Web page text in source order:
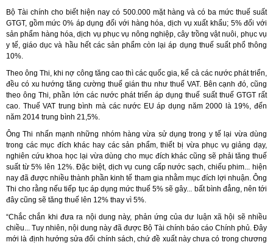
Bộ Tài chính cho biết hiện nay có 500.000 mặt hàng và có ba mức thuế suất
GTGT, gồm mức 0% áp dụng đối với hàng hóa, dịch vụ xuất khẩu; 5% đối với
sản phẩm hàng hóa, dịch vụ phục vụ nông nghiệp, cây trồng vật nuôi, phục vụ
y tế, giáo dục và hầu hết các sản phẩm còn lại áp dụng thuế suất phổ thông
10%.
Theo ông Thi, khi nợ công tăng cao thì các quốc gia, kể cả các nước phát triển,
đều có xu hướng tăng cường thuế gián thu như thuế VAT. Bên cạnh đó, cũng
theo ông Thi, phần lớn các nước phát triển áp dụng thuế suất thuế GTGT rất
cao. Thuế VAT trung bình mà các nước EU áp dụng năm 2000 là 19%, đến
năm 2014 trung bình 21,5%.
Ông Thi nhấn mạnh những nhóm hàng vừa sử dụng trong y tế lại vừa dùng
trong các mục đích khác hay các sản phẩm, thiết bị vừa phục vụ giảng dạy,
nghiên cứu khoa học lại vừa dùng cho mục đích khác cũng sẽ phải tăng thuế
suất từ 5% lên 12%.Đặc biệt, dịch vụ cung cấp nước sạch, chiếu phim... hiện
nay đã được nhiều thành phần kinh tế tham gia nhằm mục đích lợi nhuận. Ông
Thi cho rằng nếu tiếp tục áp dụng mức thuế 5% sẽ gây... bất bình đẳng, nên tới
đây cũng sẽ tăng thuế lên 12% thay vì 5%.
“Chắc chắn khi đưa ra nội dung này, phản ứng của dư luận xã hội sẽ nhiều
chiều... Tuy nhiên, nội dung này đã được Bộ Tài chính báo cáo Chính phủ. Đây
mới là định hướng sửa đổi chính sách, chứ đề xuất này chưa có trong chương